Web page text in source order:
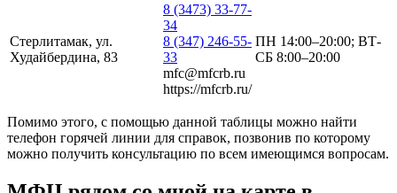
Стерлитамак, ул.
Худайбердина, 83
8 (3473) 33-77-
34
8 (347) 246-55-
33
mfc@mfcrb.ru
https://mfcrb.ru/
ПН 14:00–20:00; ВТ-
СБ 8:00–20:00
Помимо этого, с помощью данной таблицы можно найти
телефон горячей линии для справок, позвонив по которому
можно получить консультацию по всем имеющимся вопросам.